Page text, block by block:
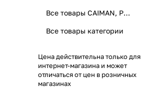
Все товары CAIMAN, PUBERT
Все товары категории
Цена действительна только для
интернет-магазина и может
отличаться от цен в розничных
магазинах
% будут
с вашей карты